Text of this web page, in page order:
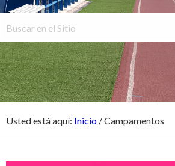
Usted está aquí: Inicio /Campamentos